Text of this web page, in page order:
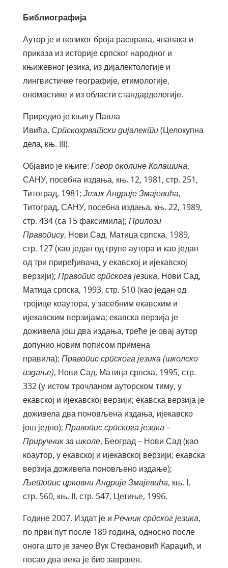
Библиографија
Аутор је и великог броја расправа, чланака и
приказа из историје српског народног и
књижевног језика, из дијалектологије и
лингвистичке географије, етимологије,
ономастике и из области стандардологије.
Приредио је књигу Павла
Ивића, Српскохрватски дијалекти(Целокупна
дела, књ. III).
Објавио је књиге: Говор околине Колашина,
САНУ, посебна издања, књ. 12, 1981, стр. 251,
Титоград, 1981; Језик Андрије Змајевића,
Титоград, САНУ, посебна издања, књ. 22, 1989,
стр. 434 (са 15 факсимила); Прилози
Правопису, Нови Сад, Матица српска, 1989,
стр. 127 (као један од групе аутора и као један
од три приређивача, у екавској и ијекавској
верзији); Правопис српскога језика, Нови Сад,
Матица српска, 1993, стр. 510 (као један од
тројице коаутора, у засебним екавским и
ијекавским верзијама; екавска верзија је
доживела још два издања, треће је овај аутор
допунио новим пописом примена
правила); Правопис српскога језика (школско
издање), Нови Сад, Матица српска, 1995, стр.
332 (у истом трочланом ауторском тиму, у
екавској и ијекавској верзији; екавска верзија је
доживела два поновљена издања, ијекавско
још једно); Правопис српскога језика –
Приручник за школе, Београд – Нови Сад (као
коаутор, у екавској и ијекавској верзији; екавска
верзија доживела поновљено издање);
Љетопис црковни Андрије Змајевића, књ. I,
стр. 560, књ. II, стр. 547, Цетиње, 1996.
Године 2007. Издат је и Речник српског језика,
по први пут после 189 година, односно после
онога што је зачео Вук Стефановић Караџић, и
посао два века је био завршен.